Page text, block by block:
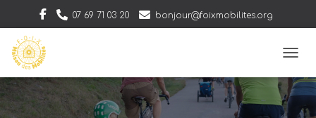
07 69 71 03 20 bonjour@foixmobilites.org